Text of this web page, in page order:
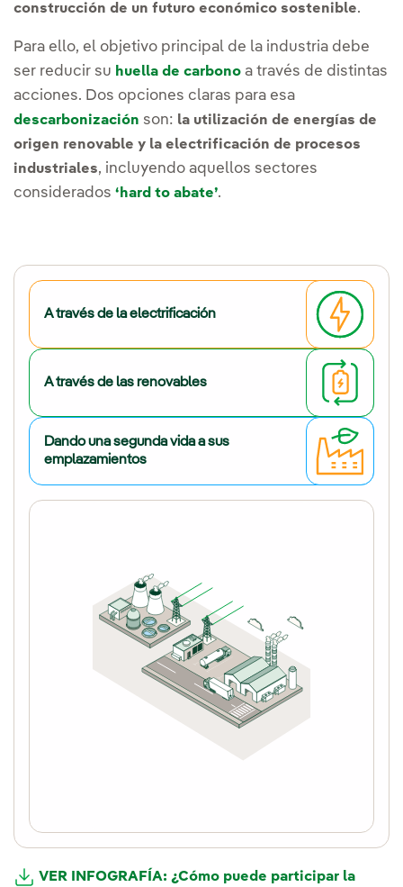
construcción de un futuro económico sostenible.
Para ello, el objetivo principal de la industria debe
ser reducir su huella de carbono a través de distintas
acciones. Dos opciones claras para esa
descarbonización son: la utilización de energías de
origen renovable y la electrificación de procesos
industriales, incluyendo aquellos sectores
considerados ‘hard to abate’.
A través de la electrificación
A través de las renovables
Dando una segunda vida a sus
emplazamientos
VER INFOGRAFÍA: ¿Cómo puede participar la